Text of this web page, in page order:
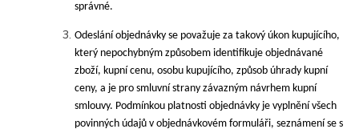
správné.
Odeslání objednávky se považuje za takový úkon kupujícího,
který nepochybným způsobem identifikuje objednávané
zboží, kupní cenu, osobu kupujícího, způsob úhrady kupní
ceny, a je pro smluvní strany závazným návrhem kupní
smlouvy. Podmínkou platnosti objednávky je vyplnění všech
povinných údajů v objednávkovém formuláři, seznámení se s